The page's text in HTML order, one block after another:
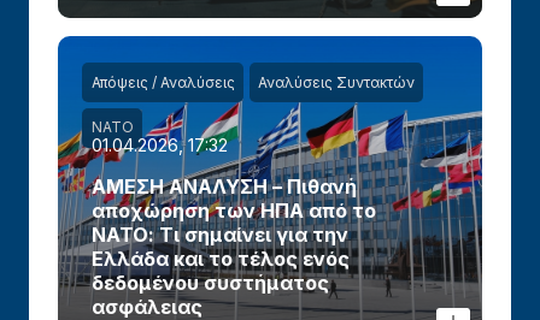
Απόψεις / Αναλύσεις Αναλύσεις Συντακτών
ΝΑΤΟ
01.04.2026, 17:32
ΑΜΕΣΗ ΑΝΑΛΥΣΗ – Πιθανή
αποχώρηση των ΗΠΑ από το
ΝΑΤΟ: Τι σημαίνει για την
Ελλάδα και το τέλος ενός
δεδομένου συστήματος
ασφάλειας